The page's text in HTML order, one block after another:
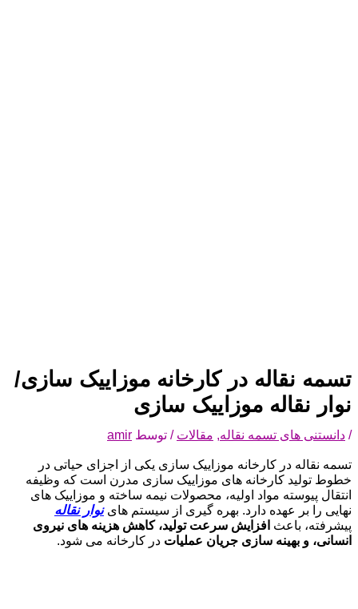
تسمه نقاله در کارخانه موزاییک‌ سازی/
نوار نقاله موزاییک سازی
/ دانستنی های تسمه نقاله, مقالات / توسط amir
تسمه نقاله در کارخانه موزاییک‌ سازی یکی از اجزای حیاتی در
خطوط تولید کارخانه‌ های موزاییک‌ سازی مدرن است که وظیفه
انتقال پیوسته مواد اولیه، محصولات نیمه‌ ساخته و موزاییک‌ های
نهایی را بر عهده دارد. بهره‌ گیری از سیستم‌ هاینوار نقاله
پیشرفته، باعث افزایش سرعت تولید، کاهش هزینه‌ های نیروی
انسانی، و بهینه‌ سازی جریان عملیات در کارخانه می‌ شود.